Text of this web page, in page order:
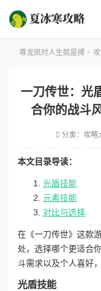
尊龙凯时人生就是搏 >
一刀传世：光
合你的战斗
分类： 攻略
本文目录导读：
光盾技能
元素技能
对比与选择
在《一刀传世》这款
处，选择哪个更适合
斗需求以及个人喜好
光盾技能